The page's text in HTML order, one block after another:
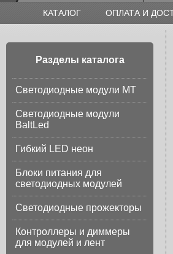
КАТАЛОГ ОПЛАТА И
Разделы каталога
Светодиодные модули МТ
Светодиодные модули
BaltLed
Гибкий LED неон
Блоки питания для
светодиодных модулей
Светодиодные прожекторы
Контроллеры и диммеры
для модулей и лент